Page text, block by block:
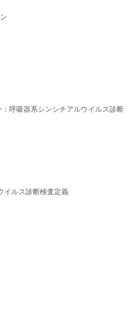
呼吸器系シンシチアルウイルス診断
イルス診断検査定義